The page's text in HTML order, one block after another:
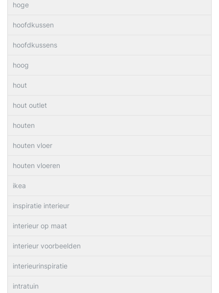
hoge
hoofdkussen
hoofdkussens
hoog
hout
hout outlet
houten
houten vloer
houten vloeren
ikea
inspiratie interieur
interieur op maat
interieur voorbeelden
interieurinspiratie
intratuin